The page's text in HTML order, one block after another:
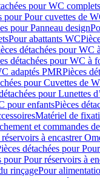
pour WC complets
pour Pour cuvettes de
pour Panneau design
Pour abattants WC
détachées pour WC
détachées pour WC à
adaptés PMRPièces
pour Cuvettes de
pour Lunettes
pour enfantsPièces
Matériel de
et commandes
à encastrer
détachées pour
pour Pour réservoirs à
rinçagePour